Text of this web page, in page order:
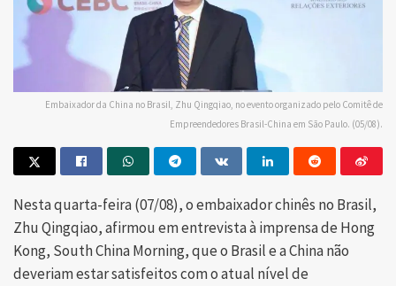
Embaixador da China no Brasil, Zhu Qingqiao, no evento organizado pelo Comitê de
Empreendedores Brasil-China em São Paulo. (05/08).
Nesta quarta-feira (07/08), o embaixador chinês no Brasil,
Zhu Qingqiao, afirmou em entrevista à imprensa de Hong
Kong, South China Morning, que o Brasil e a China não
deveriam estar satisfeitos com o atual nível de